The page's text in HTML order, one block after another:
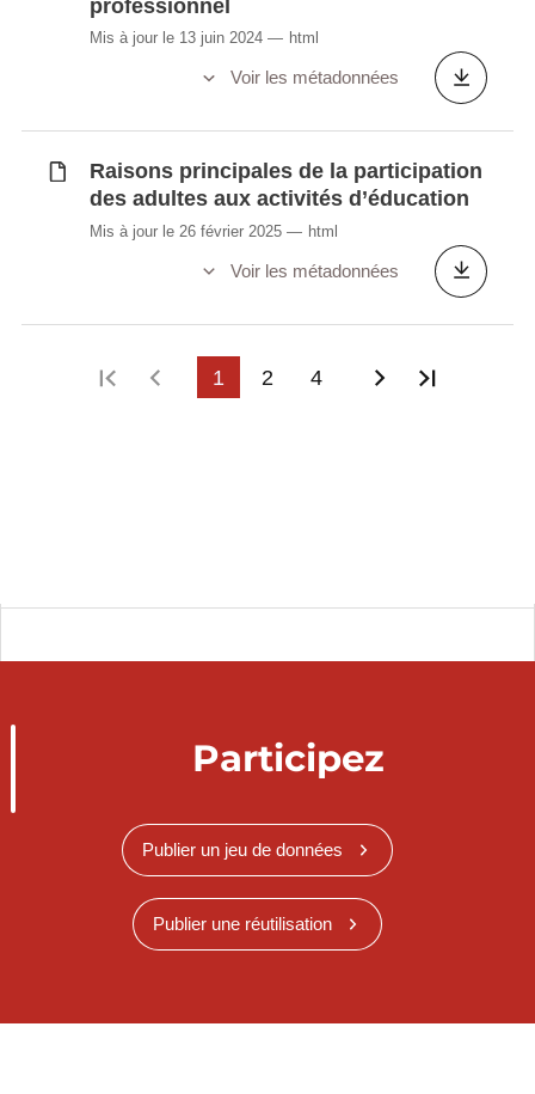
professionnel
Mis à jour le 13 juin 2024 html
Voir les métadonnées
Raisons principales de la participation
des adultes aux activités d’éducation
Mis à jour le 26 février 2025 html
Voir les métadonnées
Première page
Page précédente
1 2 4 Page
Participez
Publier un jeu de données
Publier une réutilisation